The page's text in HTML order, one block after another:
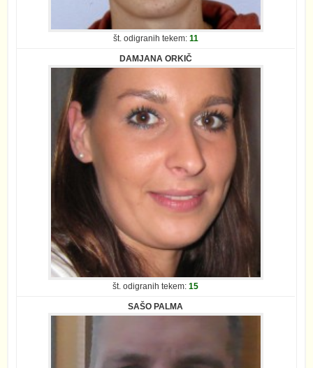
št. odigranih tekem: 11
DAMJANA ORKIČ
št. odigranih tekem:15
SAŠO PALMA